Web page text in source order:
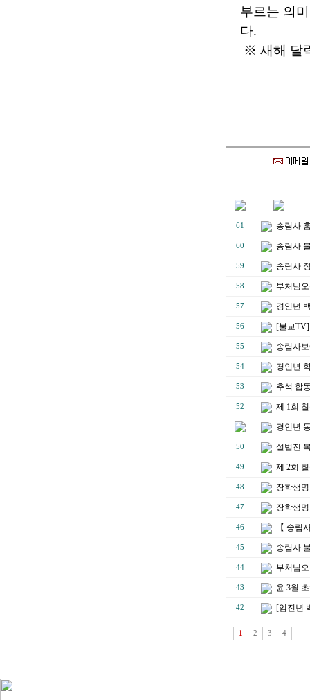
부르는 의
다.
※ 새해 달
61 송림사
60 송림사
59 송림사
58 부처님
57 경인년
56 [불교
55 송림사
54 경인년
53 추석 합
52 제 1회
경인년
50 설법전
49 제 2회
48 장학생
47 장학생
46 【 송림
45 송림사
44 부처님
43 윤 3월
42 [임진년
1 2 3 4